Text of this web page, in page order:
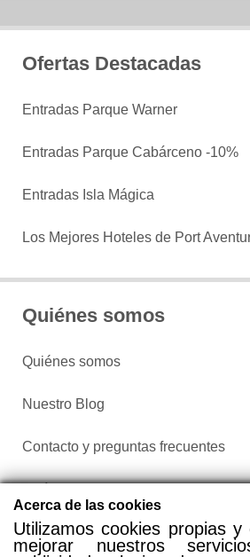
Ofertas Destacadas
Entradas Parque Warner
Entradas Parque Cabárceno -10%
Entradas Isla Mágica
Los Mejores Hoteles de Port
Quiénes somos
Quiénes somos
Nuestro Blog
Contacto y preguntas frecuentes
Configurar cookies
Acerca de las cookies
Utilizamos cookies propias
mejorar nuestros